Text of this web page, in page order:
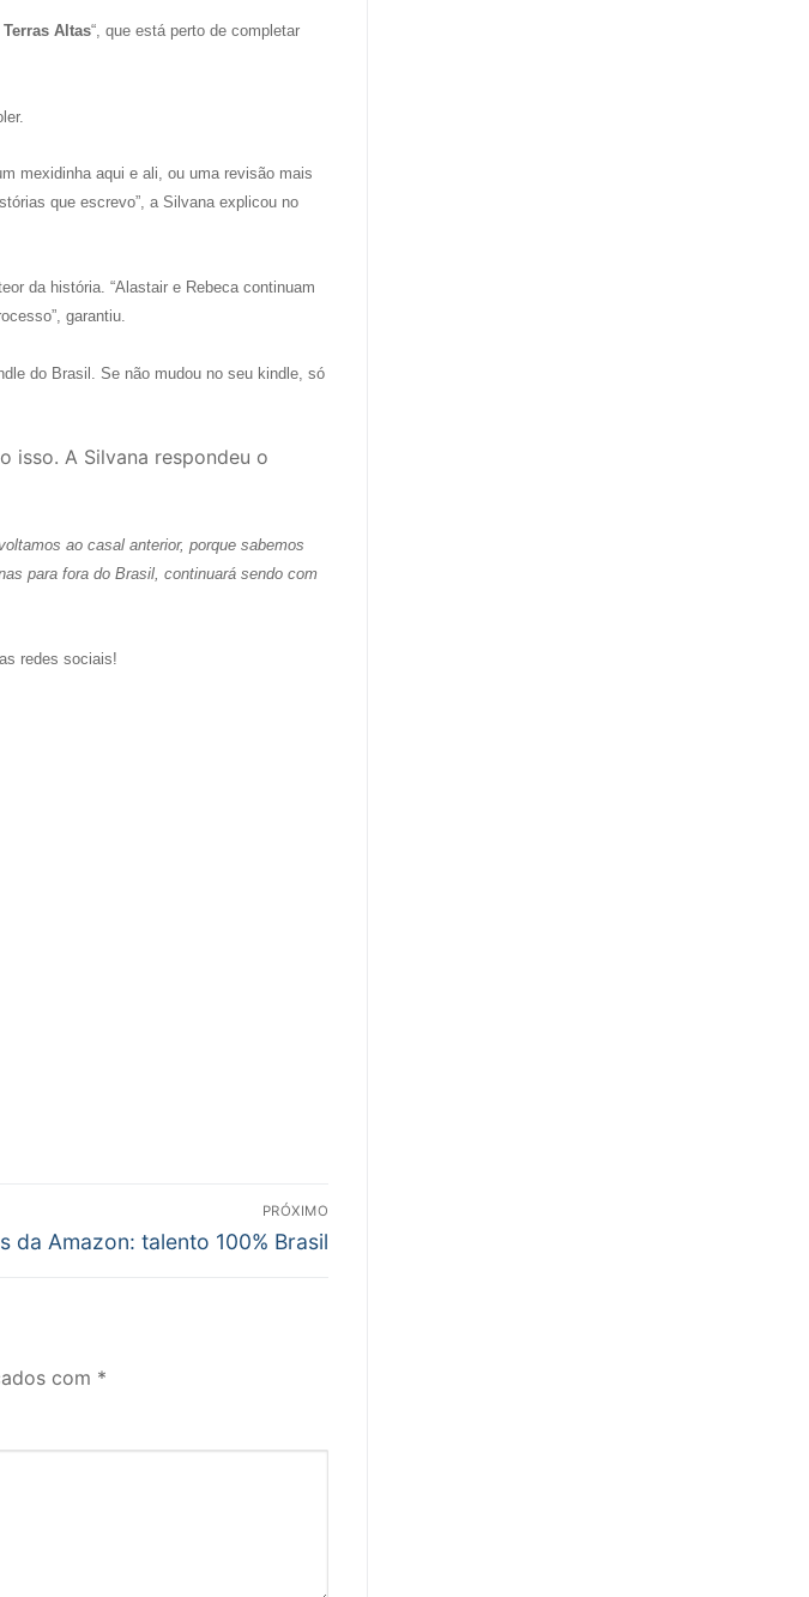
Altas“, que está perto de completar
mexidinha aqui e ali, ou uma revisão mais
que escrevo”, a Silvana explicou no
da história. “Alastair e Rebeca continuam
garantiu.
do Brasil. Se não mudou no seu kindle, só
isso. A Silvana respondeu o
ao casal anterior, porque sabemos
para fora do Brasil, continuará sendo com
redes sociais!
PRÓXIMO
da Amazon: talento 100% Brasil
com *